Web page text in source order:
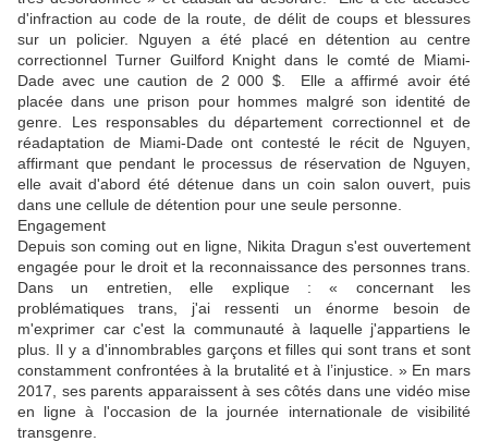
d'infraction au code de la route, de délit de coups et blessures
sur un policier. Nguyen a été placé en détention au centre
correctionnel Turner Guilford Knight dans le comté de Miami-
Dade avec une caution de 2 000 $. Elle a affirmé avoir été
placée dans une prison pour hommes malgré son identité de
genre. Les responsables du département correctionnel et de
réadaptation de Miami-Dade ont contesté le récit de Nguyen,
affirmant que pendant le processus de réservation de Nguyen,
elle avait d'abord été détenue dans un coin salon ouvert, puis
dans une cellule de détention pour une seule personne.
Engagement
Depuis son coming out en ligne, Nikita Dragun s'est ouvertement
engagée pour le droit et la reconnaissance des personnes trans.
Dans un entretien, elle explique : « concernant les
problématiques trans, j'ai ressenti un énorme besoin de
m'exprimer car c'est la communauté à laquelle j'appartiens le
plus. Il y a d'innombrables garçons et filles qui sont trans et sont
constamment confrontées à la brutalité et à l’injustice. » En mars
2017, ses parents apparaissent à ses côtés dans une vidéo mise
en ligne à l'occasion de la journée internationale de visibilité
transgenre.